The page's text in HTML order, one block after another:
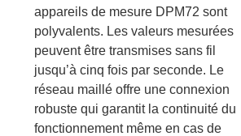
appareils de mesure DPM72 sont
polyvalents. Les valeurs mesurées
peuvent être transmises sans fil
jusqu’à cinq fois par seconde. Le
réseau maillé offre une connexion
robuste qui garantit la continuité du
fonctionnement même en cas de